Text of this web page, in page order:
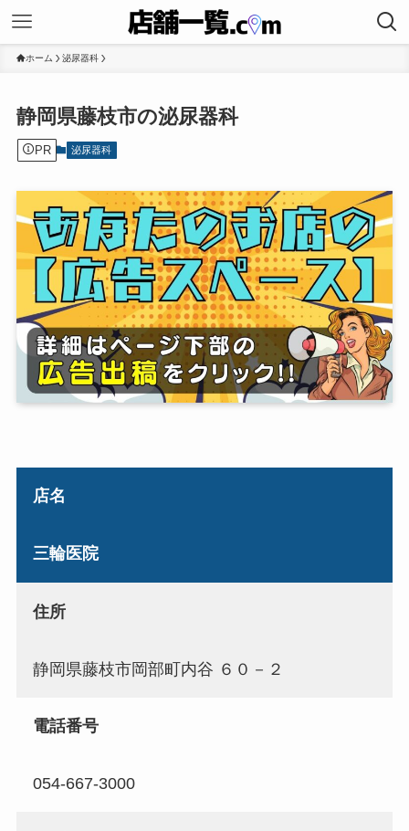
ホーム 泌尿器科
静岡県藤枝市の泌尿器科
PR 泌尿器科
店名
三輪医院
住所
静岡県藤枝市岡部町内谷 ６０－２
電話番号
054-667-3000